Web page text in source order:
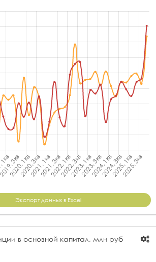
Экспорт данных в Excel
в основной капитал, млн руб